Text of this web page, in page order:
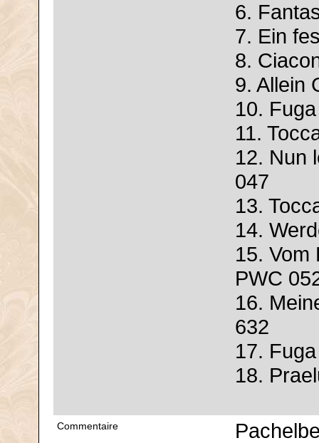
6.
7. Ein
8.
9. Allein
10.
11.
12. Nun
047
13.
14.
15. Vom
PWC
16.
632
17.
18.
Commentaire